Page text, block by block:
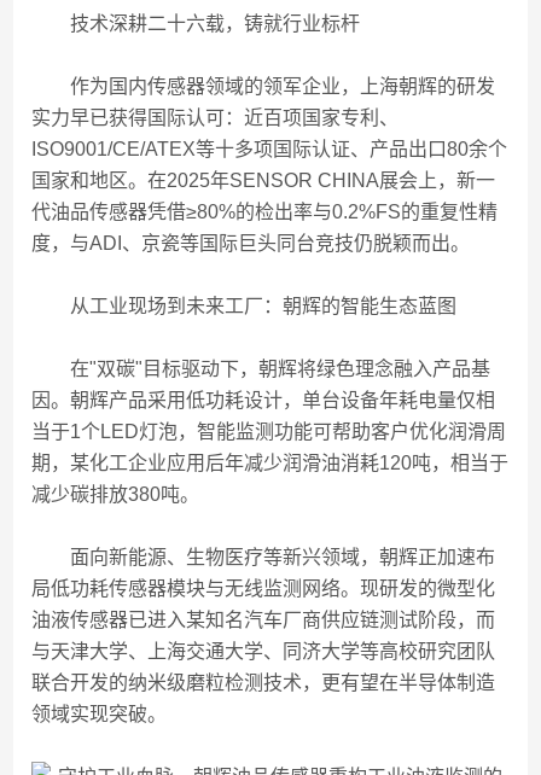
技术深耕二十六载，铸就行业标杆
作为国内传感器领域的领军企业，上海朝辉的研发
实力早已获得国际认可：近百项国家专利、
ISO9001/CE/ATEX等十多项国际认证、产品出口80余个
国家和地区。在2025年SENSOR CHINA展会上，新一
代油品传感器凭借≥80%的检出率与0.2%FS的重复性精
度，与ADI、京瓷等国际巨头同台竞技仍脱颖而出。
从工业现场到未来工厂：朝辉的智能生态蓝图
在"双碳"目标驱动下，朝辉将绿色理念融入产品基
因。朝辉产品采用低功耗设计，单台设备年耗电量仅相
当于1个LED灯泡，智能监测功能可帮助客户优化润滑周
期，某化工企业应用后年减少润滑油消耗120吨，相当于
减少碳排放380吨。
面向新能源、生物医疗等新兴领域，朝辉正加速布
局低功耗传感器模块与无线监测网络。现研发的微型化
油液传感器已进入某知名汽车厂商供应链测试阶段，而
与天津大学、上海交通大学、同济大学等高校研究团队
联合开发的纳米级磨粒检测技术，更有望在半导体制造
领域实现突破。